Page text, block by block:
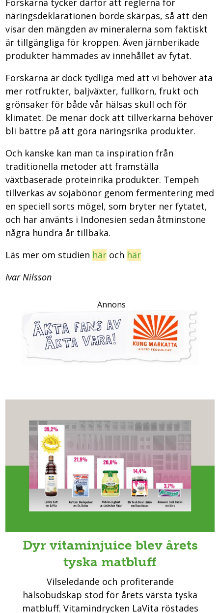
Forskarna tycker därför att reglerna för
näringsdeklarationen borde skärpas, så att den
visar den mängden av mineralerna som faktiskt
är tillgängliga för kroppen. Även järnberikade
produkter hämmades av innehållet av fytat.
Forskarna är dock tydliga med att vi behöver äta
mer rotfrukter, baljväxter, fullkorn, frukt och
grönsaker för både vår hälsas skull och för
klimatet. De menar dock att tillverkarna behöver
bli bättre på att göra näringsrika produkter.
Och kanske kan man ta inspiration från
traditionella metoder att framställa
växtbaserade proteinrika produkter. Tempeh
tillverkas av sojabönor genom fermentering med
en speciell sorts mögel, som bryter ner fytatet,
och har använts i Indonesien sedan åtminstone
några hundra år tillbaka.
Läs mer om studien här och här
Ivar Nilsson
Annons
Dyr vitaminjuice blev årets
tyska matbluff
Vilseledande och profiterande
hälsobudskap stod för årets värsta tyska
matbluff. Vitamindrycken LaVita röstades